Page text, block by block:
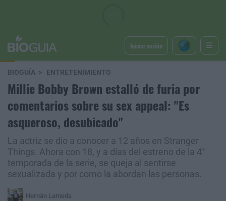
Iniciar sesión
BIOGUÍA ENTRETENIMIENTO
Millie Bobby Brown estalló de furia por
comentarios sobre su sex appeal: "Es
asqueroso, desubicado"
La actriz se dio a conocer a 12 años en Stranger
Things. Ahora con 18, y a días del estreno de la 4°
temporada de la serie, se queja al sentirse
sexualizada y por como la abordan las personas.
Hernán Lameda